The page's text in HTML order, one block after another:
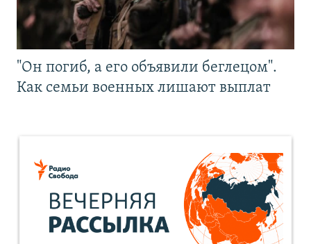
"Он погиб, а его объявили беглецом".
Как семьи военных лишают выплат